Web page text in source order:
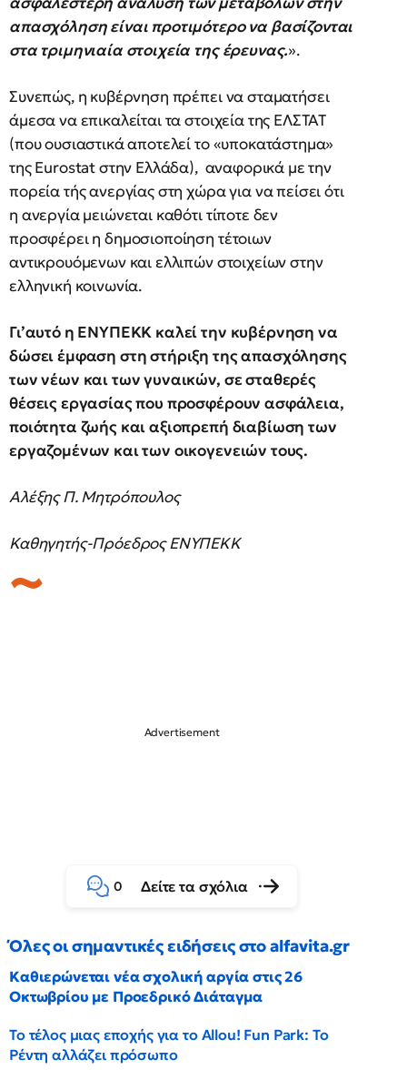
απασχόληση είναι προτιμότερο να βασίζονται
στα τριμηνιαία στοιχεία της έρευνας.».
Συνεπώς, η κυβέρνηση πρέπει να σταματήσει
άμεσα να επικαλείται τα στοιχεία της ΕΛΣΤΑΤ
(που ουσιαστικά αποτελεί το «υποκατάστημα»
της Eurostat στην Ελλάδα), αναφορικά με την
πορεία τής ανεργίας στη χώρα για να πείσει ότι
η ανεργία μειώνεται καθότι τίποτε δεν
προσφέρει η δημοσιοποίηση τέτοιων
αντικρουόμενων και ελλιπών στοιχείων στην
ελληνική κοινωνία.
Γι’αυτό η ΕΝΥΠΕΚΚ καλεί την κυβέρνηση να
δώσει έμφαση στη στήριξη της απασχόλησης
των νέων και των γυναικών, σε σταθερές
θέσεις εργασίας που προσφέρουν ασφάλεια,
ποιότητα ζωής και αξιοπρεπή διαβίωση των
εργαζομένων και των οικογενειών τους.
Αλέξης Π. Μητρόπουλος
Καθηγητής-Πρόεδρος ΕΝΥΠΕΚΚ
0 Δείτε τα σχόλια
Όλες οι σημαντικές ειδήσεις στο alfavita.gr
Καθιερώνεται νέα σχολική αργία στις 26
Οκτωβρίου με Προεδρικό Διάταγμα
Το τέλος μιας εποχής για το Allou! Fun Park: Το
Ρέντη αλλάζει πρόσωπο